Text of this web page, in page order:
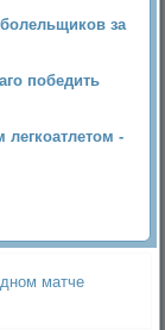
болельщиков за
победить
легкоатлетом -
матче